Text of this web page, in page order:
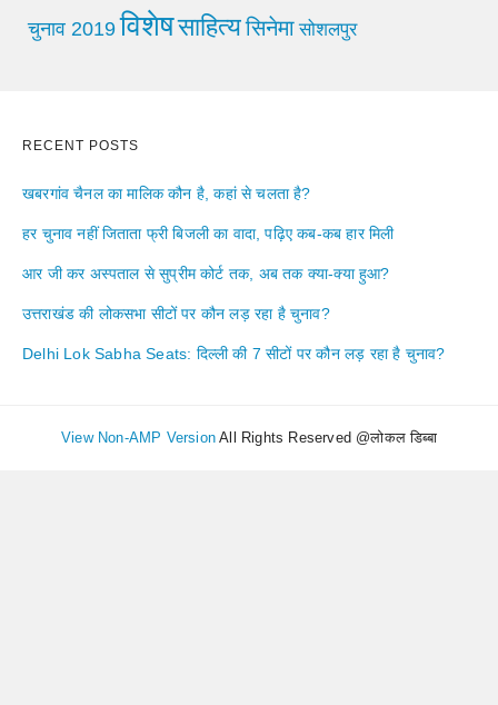
चुनाव 2019 विशेषसाहित्यसिनेमा सोशलपुर
RECENT POSTS
खबरगांव चैनल का मालिक कौन है, कहां से चलता है?
हर चुनाव नहीं जिताता फ्री बिजली का वादा, पढ़िए कब-कब हार मिली
आर जी कर अस्पताल से सुप्रीम कोर्ट तक, अब तक क्या-क्या हुआ?
उत्तराखंड की लोकसभा सीटों पर कौन लड़ रहा है चुनाव?
Delhi Lok Sabha Seats: दिल्ली की 7 सीटों पर कौन लड़ रहा है चुनाव?
View Non-AMP Version All Rights Reserved @लोकल डिब्बा